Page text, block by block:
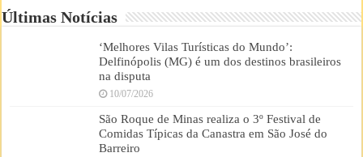
Últimas Notícias
‘Melhores Vilas Turísticas do Mundo’:
Delfinópolis (MG) é um dos destinos brasileiros
na disputa
10/07/2026
São Roque de Minas realiza o 3º Festival de
Comidas Típicas da Canastra em São José do
Barreiro